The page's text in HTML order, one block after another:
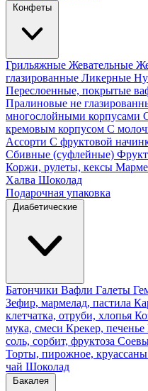
Конфеты
Грильяжные Жевательные
глазированные Ликерные
Переслоенные, покрытые
Пралиновые не
многослойными корпусами
кремовым корпусом С
Ассорти С фруктовой
Сбивные (суфлейные)
Коржи, рулеты, кексы
Халва Шоколад
Подарочная упаковка
Диабетические
Батончики Вафли Галеты
Зефир, мармелад, пастила
клетчатка, отруби, хлопья
мука, смеси Крекер, печенье
соль, сорбит, фруктоза
Торты, пирожное, круассаны
чай Шоколад
Бакалея